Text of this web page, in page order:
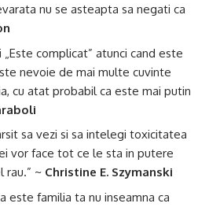
nu se asteapta sa negati ca
„Este complicat” atunci cand este
nevoie de mai multe cuvinte
cu atat probabil ca este mai putin
sa vezi si sa intelegi toxicitatea
vor face tot ce le sta in putere
rau.” ~ Christine E. Szymanski
este familia ta nu inseamna ca